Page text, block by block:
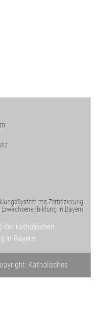
mit Zertifizierung
in Bayern
Katholisches